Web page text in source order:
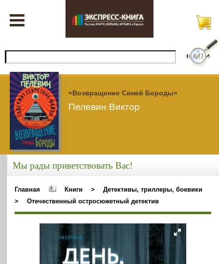
«Возвращение Синей Бороды»
Пелевин Виктор
Мы рады приветствовать Вас!
Главная Книги >
Детективы, триллеры, боевики
>
Отечественный остросюжетный детектив